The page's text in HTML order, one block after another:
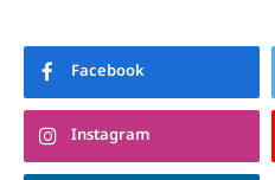
Facebook
Instagram